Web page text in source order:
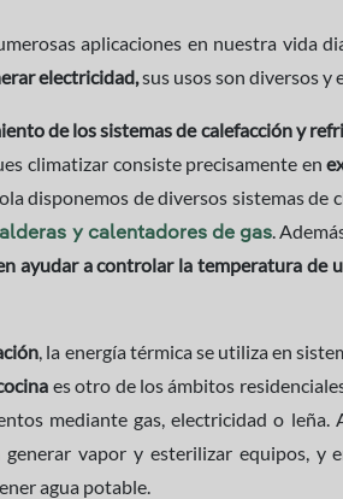
aplicaciones en nuestra vida
electricidad,sus usos son diversos y
de los sistemas de calefacción y
climatizar consiste precisamente en
disponemos de diversos sistemas de
y calentadores de gas.
ayudar a controlar la temperatura de
, la energía térmica se utiliza en
es otro de los ámbitos
mediante gas, electricidad o leña.
generar vapor y esterilizar equipos, y
agua potable.